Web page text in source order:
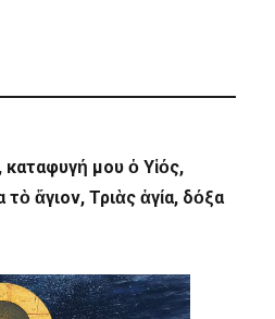
μου ὁ Υἱός,
ἅγιον, Τριὰς ἁγία, δόξα